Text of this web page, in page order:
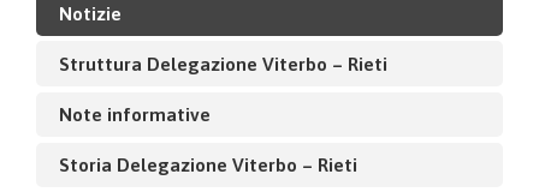
Notizie
Struttura Delegazione Viterbo – Rieti
Note informative
Storia Delegazione Viterbo – Rieti